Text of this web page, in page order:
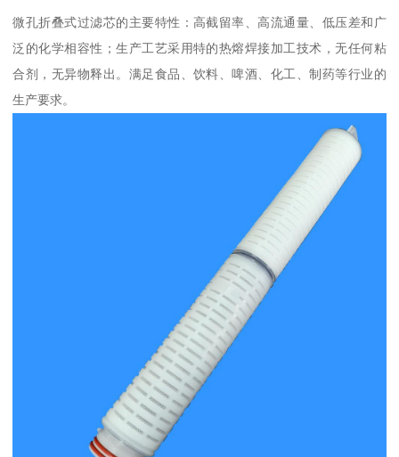
微孔折叠式过滤芯的主要特性：高截留率、高流通量、低压差和广
泛的化学相容性；生产工艺采用特的热熔焊接加工技术，无任何粘
合剂，无异物释出。满足食品、饮料、啤酒、化工、制药等行业的
生产要求。